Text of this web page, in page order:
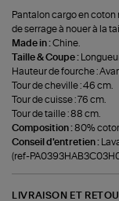
Pantalon cargo en coton
de serrage à nouer à la
Made in :Chine.
Taille & Coupe :
Hauteur de fourche :
Tour de cheville : 46 cm.
Tour de cuisse : 76 cm.
Tour de taille : 88 cm.
Composition :80%
Conseil d'entretien :
(ref-
LIVRAISON ET